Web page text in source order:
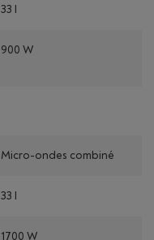
33 l
900 W
Micro-ondes combiné
33 l
1700 W